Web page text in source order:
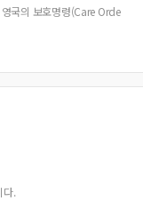
the parental autho
국의 보호명령(Care Orde
다.